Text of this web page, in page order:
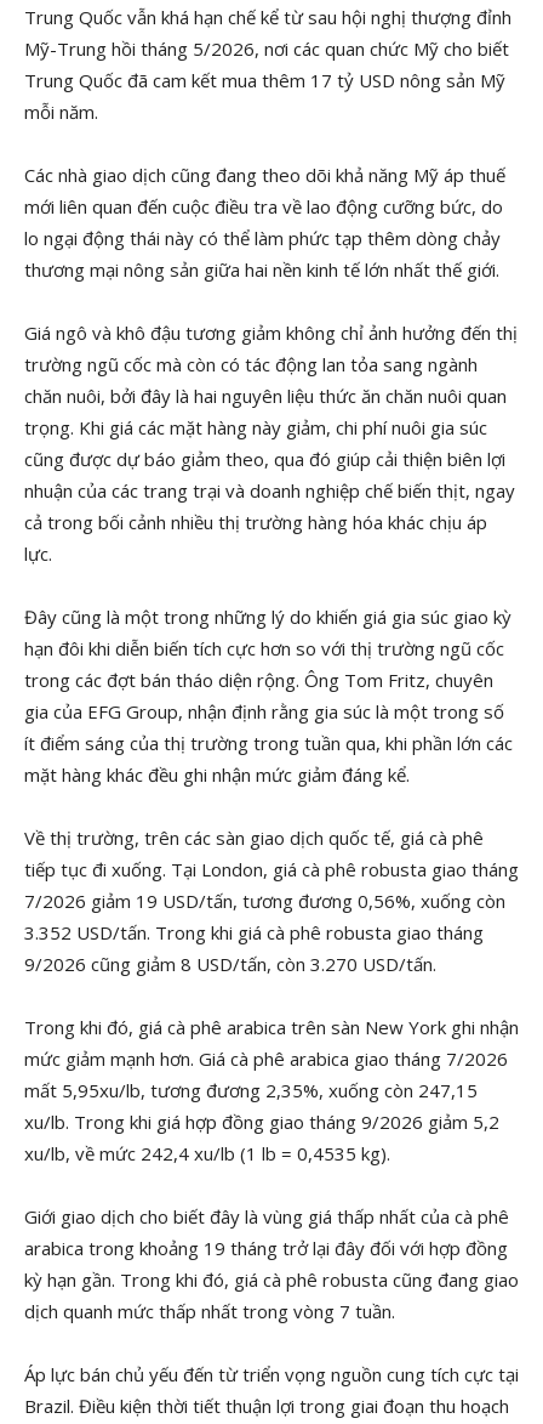
Trung Quốc vẫn khá hạn chế kể từ sau hội nghị thượng đỉnh
Mỹ-Trung hồi tháng 5/2026, nơi các quan chức Mỹ cho biết
Trung Quốc đã cam kết mua thêm 17 tỷ USD nông sản Mỹ
mỗi năm.
Các nhà giao dịch cũng đang theo dõi khả năng Mỹ áp thuế
mới liên quan đến cuộc điều tra về lao động cưỡng bức, do
lo ngại động thái này có thể làm phức tạp thêm dòng chảy
thương mại nông sản giữa hai nền kinh tế lớn nhất thế giới.
Giá ngô và khô đậu tương giảm không chỉ ảnh hưởng đến thị
trường ngũ cốc mà còn có tác động lan tỏa sang ngành
chăn nuôi, bởi đây là hai nguyên liệu thức ăn chăn nuôi quan
trọng. Khi giá các mặt hàng này giảm, chi phí nuôi gia súc
cũng được dự báo giảm theo, qua đó giúp cải thiện biên lợi
nhuận của các trang trại và doanh nghiệp chế biến thịt, ngay
cả trong bối cảnh nhiều thị trường hàng hóa khác chịu áp
lực.
Đây cũng là một trong những lý do khiến giá gia súc giao kỳ
hạn đôi khi diễn biến tích cực hơn so với thị trường ngũ cốc
trong các đợt bán tháo diện rộng. Ông Tom Fritz, chuyên
gia của EFG Group, nhận định rằng gia súc là một trong số
ít điểm sáng của thị trường trong tuần qua, khi phần lớn các
mặt hàng khác đều ghi nhận mức giảm đáng kể.
Về thị trường, trên các sàn giao dịch quốc tế, giá cà phê
tiếp tục đi xuống. Tại London, giá cà phê robusta giao tháng
7/2026 giảm 19 USD/tấn, tương đương 0,56%, xuống còn
3.352 USD/tấn. Trong khi giá cà phê robusta giao tháng
9/2026 cũng giảm 8 USD/tấn, còn 3.270 USD/tấn.
Trong khi đó, giá cà phê arabica trên sàn New York ghi nhận
mức giảm mạnh hơn. Giá cà phê arabica giao tháng 7/2026
mất 5,95xu/lb, tương đương 2,35%, xuống còn 247,15
xu/lb. Trong khi giá hợp đồng giao tháng 9/2026 giảm 5,2
xu/lb, về mức 242,4 xu/lb (1 lb = 0,4535 kg).
Giới giao dịch cho biết đây là vùng giá thấp nhất của cà phê
arabica trong khoảng 19 tháng trở lại đây đối với hợp đồng
kỳ hạn gần. Trong khi đó, giá cà phê robusta cũng đang giao
dịch quanh mức thấp nhất trong vòng 7 tuần.
Áp lực bán chủ yếu đến từ triển vọng nguồn cung tích cực tại
Brazil. Điều kiện thời tiết thuận lợi trong giai đoạn thu hoạch